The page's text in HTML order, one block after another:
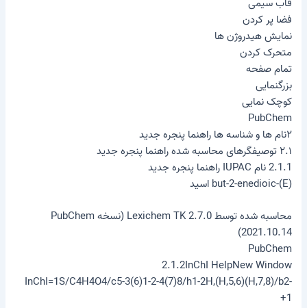
قاب سیمی
فضا پر کردن
نمایش هیدروژن ها
متحرک کردن
تمام صفحه
بزرگنمایی
کوچک نمایی
PubChem
۲نام ها و شناسه ها راهنما پنجره جدید
۲.۱ توصیفگرهای محاسبه شده راهنما پنجره جدید
2.1.1 نام IUPAC راهنما پنجره جدید
(E)-but-2-enedioic اسید
محاسبه شده توسط Lexichem TK 2.7.0 (نسخه PubChem
2021.10.14)
PubChem
2.1.2InChI HelpNew Window
InChI=1S/C4H4O4/c5-3(6)1-2-4(7)8/h1-2H,(H,5,6)(H,7,8)/b2-
1+